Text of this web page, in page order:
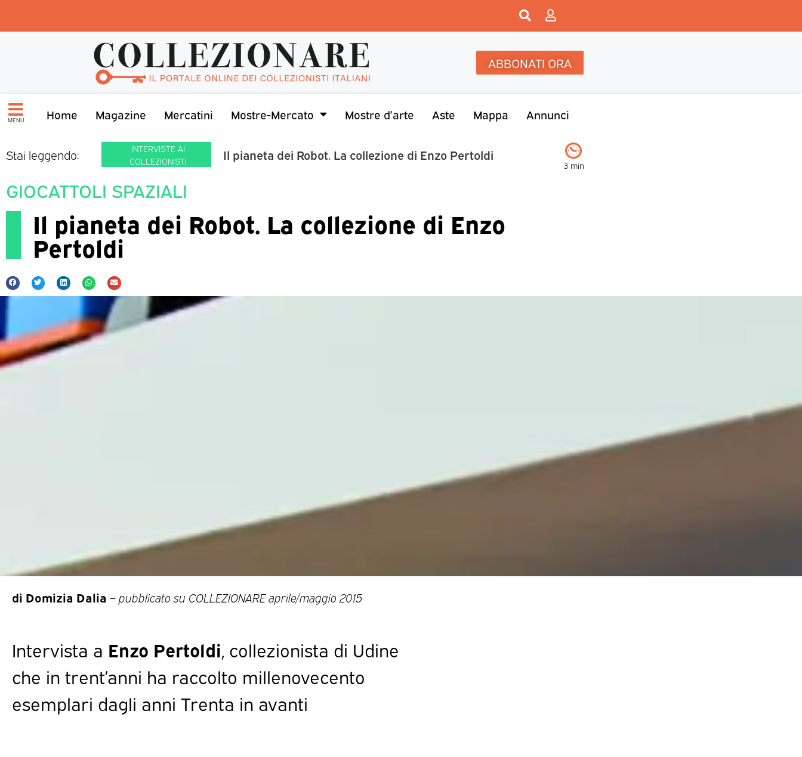
ABBONATI ORA
MENU Home Magazine Mercatini Mostre-Mercato Mostre d’arte Aste Mappa Annunci
Stai leggendo:
INTERVISTE AI
COLLEZIONISTI
Il pianeta dei Robot. La collezione di Enzo Pertoldi
3 min
GIOCATTOLI SPAZIALI
Il pianeta dei Robot. La collezione di Enzo
Pertoldi
di Domizia Dalia –pubblicato su COLLEZIONARE aprile/maggio 2015
Intervista a Enzo Pertoldi, collezionista di Udine
che in trent’anni ha raccolto millenovecento
esemplari dagli anni Trenta in avanti